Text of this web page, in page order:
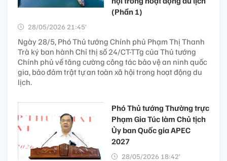
(Phần 1)
28/05/2026 21:45’
Ngày 28/5, Phó Thủ tướng Chính phủ Phạm Thị Thanh
Trà ký ban hành Chỉ thị số 24/CT-TTg của Thủ tướng
Chính phủ về tăng cường công tác bảo vệ an ninh quốc
gia, bảo đảm trật tự an toàn xã hội trong hoạt động du
lịch.
Phó Thủ tướng Thường trực
Phạm Gia Túc làm Chủ tịch
Ủy ban Quốc gia APEC
2027
28/05/2026 18:42’